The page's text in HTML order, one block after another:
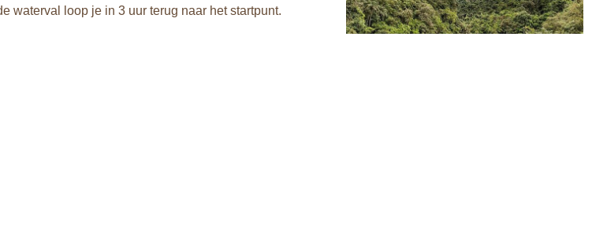
waterval loop je in 3 uur terug naar het startpunt.